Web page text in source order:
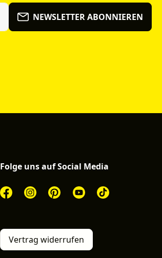
NEWSLETTER ABONNIEREN
Folge uns auf Social Media
Vertrag widerrufen